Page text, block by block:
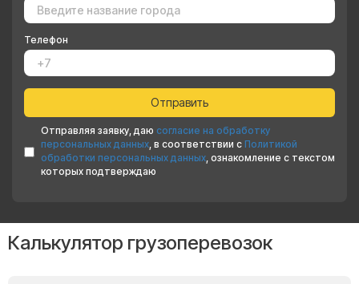
Телефон
Отправляя заявку, даю согласие на обработку
персональных данных, в соответствии с Политикой
обработки персональных данных, ознакомление с текстом
которых подтверждаю
Калькулятор грузоперевозок